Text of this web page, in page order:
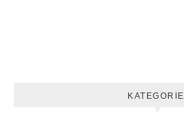
KATEGORIE